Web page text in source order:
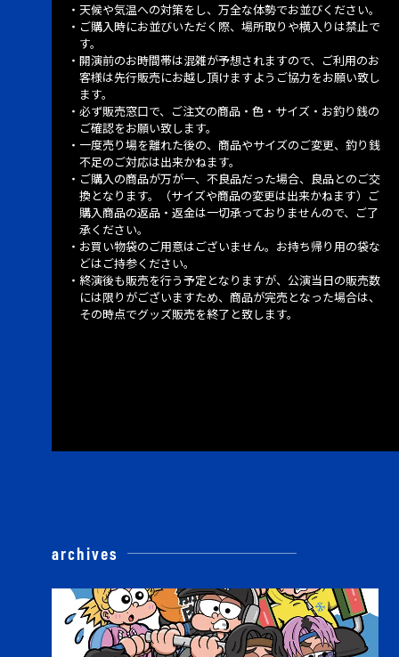
天候や気温への対策をし、万全な体勢でお並びください。
ご購入時にお並びいただく際、場所取りや横入りは禁止で
す。
開演前のお時間帯は混雑が予想されますので、ご利用のお
客様は先行販売にお越し頂けますようご協力をお願い致し
ます。
必ず販売窓口で、ご注文の商品・色・サイズ・お釣り銭の
ご確認をお願い致します。
一度売り場を離れた後の、商品やサイズのご変更、釣り銭
不足のご対応は出来かねます。
ご購入の商品が万が一、不良品だった場合、良品とのご交
換となります。（サイズや商品の変更は出来かねます）ご
購入商品の返品・返金は一切承っておりませんので、ご了
承ください。
お買い物袋のご用意はございません。お持ち帰り用の袋な
どはご持参ください。
終演後も販売を行う予定となりますが、公演当日の販売数
には限りがございますため、商品が完売となった場合は、
その時点でグッズ販売を終了と致します。
archives